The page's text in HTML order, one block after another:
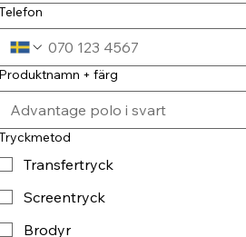
+ färg
Transfertryck
Screentryck
Brodyr